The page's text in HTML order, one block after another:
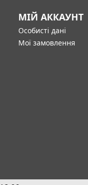
МІЙ АККАУНТ
Особисті дані
Мої замовлення